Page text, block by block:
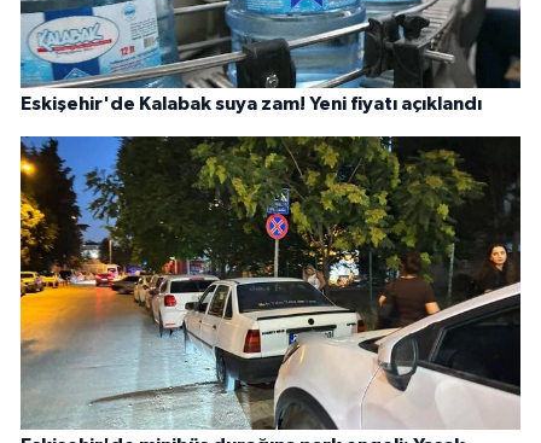
Eskişehir'de Kalabak suya zam! Yeni fiyatı açıklandı